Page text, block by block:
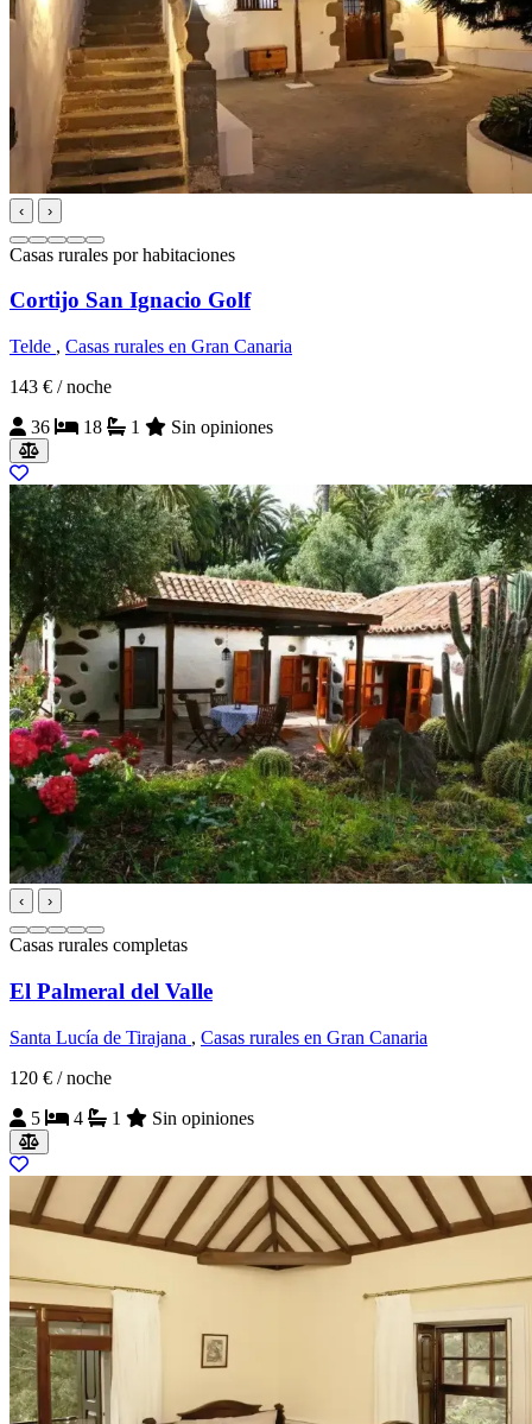
‹ ›
Casas rurales por habitaciones
Cortijo San Ignacio Golf
Telde , Casas rurales en Gran Canaria
143 € / noche
36
18 1 Sin opiniones
‹ ›
Casas rurales completas
El Palmeral del Valle
Santa Lucía de Tirajana , Casas rurales en Gran Canaria
120 € / noche
5
4 1 Sin opiniones